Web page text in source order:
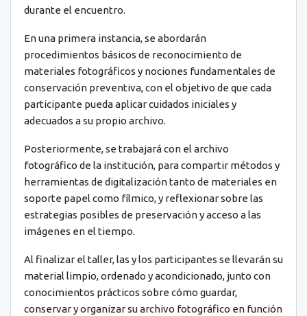
durante el encuentro.
En una primera instancia, se abordarán
procedimientos básicos de reconocimiento de
materiales fotográficos y nociones fundamentales de
conservación preventiva, con el objetivo de que cada
participante pueda aplicar cuidados iniciales y
adecuados a su propio archivo.
Posteriormente, se trabajará con el archivo
fotográfico de la institución, para compartir métodos y
herramientas de digitalización tanto de materiales en
soporte papel como fílmico, y reflexionar sobre las
estrategias posibles de preservación y acceso a las
imágenes en el tiempo.
Al finalizar el taller, las y los participantes se llevarán su
material limpio, ordenado y acondicionado, junto con
conocimientos prácticos sobre cómo guardar,
conservar y organizar su archivo fotográfico en función